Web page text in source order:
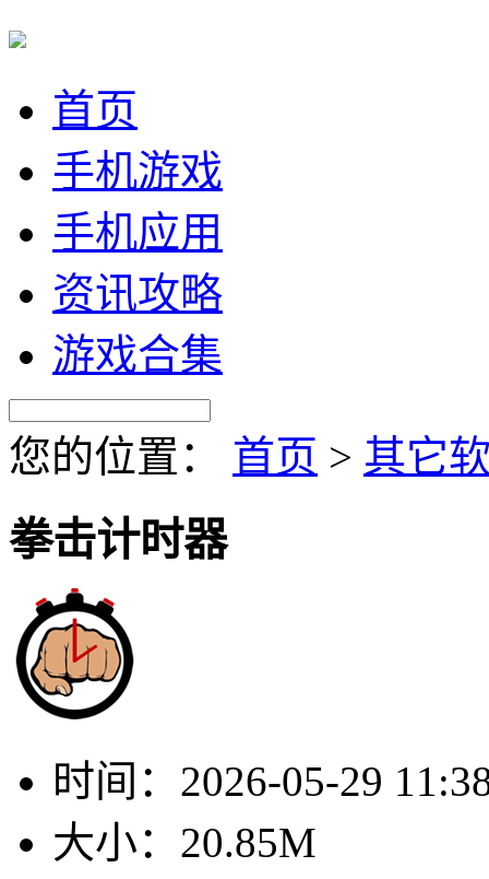
首页
手机游戏
手机应用
资讯攻略
游戏合集
您的位置： 首页 > 其它
拳击计时器
时间： 2026-05-29
大小： 20.85M